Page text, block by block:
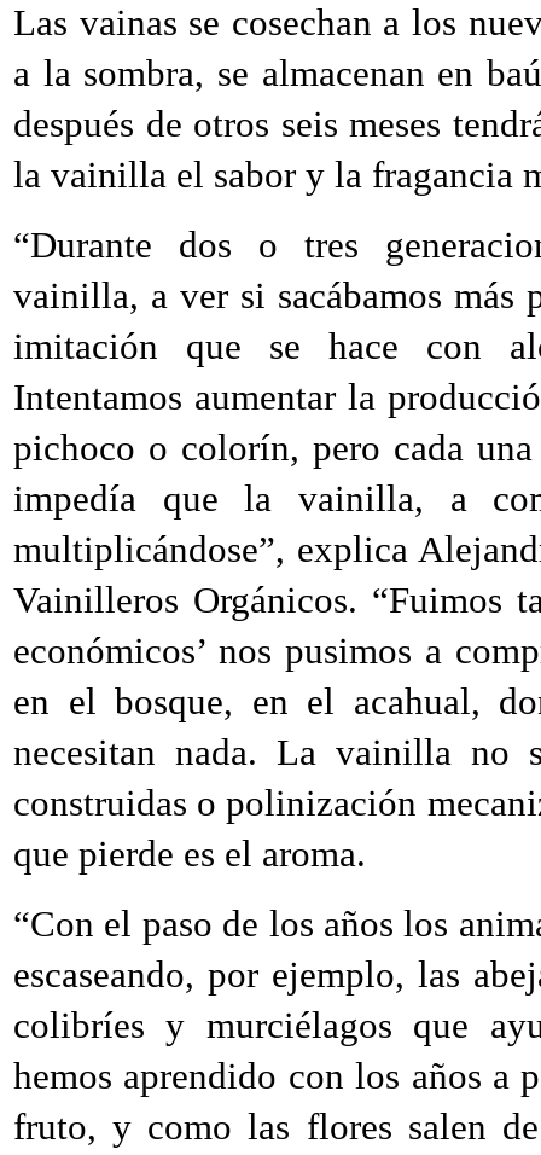
Las vainas se cosechan a los
a la sombra, se almacenan en
después de otros seis meses
la vainilla el sabor y la fragancia
“Durante dos o tres
vainilla, a ver si sacábamos más
imitación que se hace con
Intentamos aumentar la
pichoco o colorín, pero cada
impedía que la vainilla, a
multiplicándose”, explica
Vainilleros Orgánicos. “Fuimos
económicos’ nos pusimos a
en el bosque, en el acahual,
necesitan nada. La vainilla no
construidas o polinización
que pierde es el aroma.
“Con el paso de los años los
escaseando, por ejemplo, las
colibríes y murciélagos que
hemos aprendido con los años a
fruto, y como las flores salen